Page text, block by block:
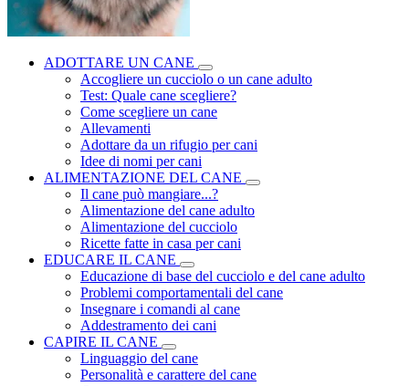
ADOTTARE UN CANE
Accogliere un cucciolo o un cane adulto
Test: Quale cane scegliere?
Come scegliere un cane
Allevamenti
Adottare da un rifugio per cani
Idee di nomi per cani
ALIMENTAZIONE DEL CANE
Il cane può mangiare...?
Alimentazione del cane adulto
Alimentazione del cucciolo
Ricette fatte in casa per cani
EDUCARE IL CANE
Educazione di base del cucciolo e del cane adulto
Problemi comportamentali del cane
Insegnare i comandi al cane
Addestramento dei cani
CAPIRE IL CANE
Linguaggio del cane
Personalità e carattere del cane